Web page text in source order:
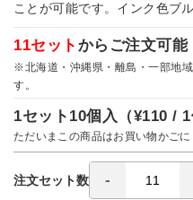
ことが可能です。インク色ブル
11セット からご注文可能
※北海道・沖縄県・離島・一部地
す。
1セット10個入（¥110 /
ただいまこの商品はお買い物かご
注文セット数